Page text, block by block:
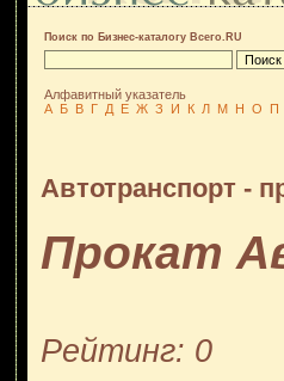
Поиск по Бизнес-каталогу Всего.RU
Алфавитный указатель
А Б В Г Д Е Ж З И К Л М Н О П
Автотранспорт -
Прокат
Рейтинг: 0